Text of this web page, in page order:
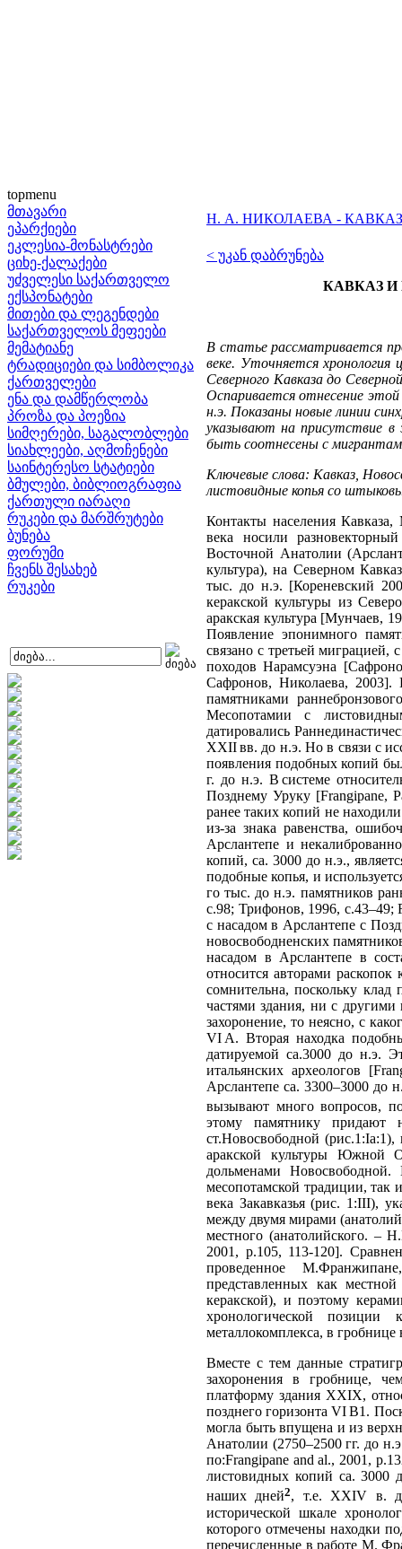
topmenu
მთავარი
ეპარქიები
ეკლესია-მონასტრები
ციხე-ქალაქები
უძველესი საქართველო
ექსპონატები
მითები და ლეგენდები
საქართველოს მეფეები
მემატიანე
ტრადიციები და სიმბოლიკა
ქართველები
ენა და დამწერლობა
პროზა და პოეზია
სიმღერები, საგალობლები
სიახლეები, აღმოჩენები
საინტერესო სტატიები
ბმულები, ბიბლიოგრაფია
ქართული იარაღი
რუკები და მარშრუტები
ბუნება
ფორუმი
ჩვენს შესახებ
რუკები
Н. А. НИКОЛАЕВА -
< უკან დაბრუნება
КАВКАЗ
В статье рассматривается
веке. Уточняется хронология
Северного Кавказа до
Оспаривается отнесение
н.э. Показаны новые линии
указывают на присутствие в
быть соотнесены с
Ключевые слова: Кавказ,
листовидные копья со
Контакты населения
века носили
Восточной Анатолии
культура), на Северном
тыс. до н.э. [Кореневский
керакской культуры из
аракская культура [Мунчаев,
Появление эпонимного
связано с третьей
походов Нарамсуэна
Сафронов, Николаева, 2003].
памятниками
Месопотамии с
датировались
XXII вв. до н.э. Но в связи с
появления подобных копий
г. до н.э. В системе
Позднему Уруку [Frangipane,
ранее таких копий не
из-за знака равенства,
Арслантепе и
копий, ca. 3000 до н.э.,
подобные копья, и
го тыс. до н.э. памятников
с.98; Трифонов, 1996, с.43–49;
с насадом в Арслантепе с
новосвободненских
насадом в Арслантепе в
относится авторами
сомнительна, поскольку
частями здания, ни с
захоронение, то неясно, с
VI А. Вторая находка
датируемой са.3000 до н.э.
итальянских археологов
Арслантепе са. 3300–3000 до
вызывают много вопросов,
этому памятнику
ст.Новосвободной
аракской культуры Южной
дольменами
месопотамской традиции, так
века Закавказья (рис. 1:III),
между двумя мирами
местного (анатолийского. –
2001, p.105, 113-120].
проведенное
представленных как
керакской), и поэтому
хронологической
металлокомплекса, в
Вместе с тем данные
захоронения в гробнице,
платформу здания ХХIX,
позднего горизонта VI B1.
могла быть впущена и из
Анатолии (2750–2500 гг. до
по:Frangipane and al., 2001,
листовидных копий са. 3000
наших дней2, т.е. XXIV в. до
исторической шкале
которого отмечены находки
перечисленные в работе М.